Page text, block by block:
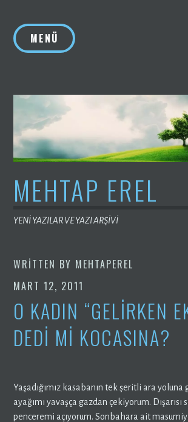
MENÜ
MEHTAP EREL
YENİ YAZILAR VE YAZI ARŞİVİ
WRITTEN BY MEHTAPEREL
MART 12, 2011
O KADIN “GELIRKEN
DEDI MI KOCASINA?
Yaşadığımız kasabanın tek şeritli ara
ayağımı yavaşça gazdan çekiyorum.
penceremi açıyorum. Sonbahara ait